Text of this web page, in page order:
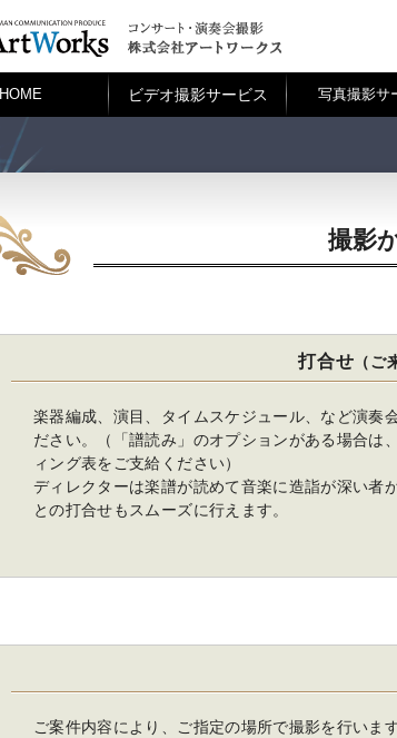
HOME ビデオ撮影サービス 写真撮影サ
撮影
打合せ （ご
楽器編成、演目、タイムスケジュール、など演奏
ださい。（「譜読み」のオプションがある場合は
ィング表をご支給ください）
ディレクターは楽譜が読めて音楽に造詣が深い者
との打合せもスムーズに行えます。
ご案件内容により、ご指定の場所で撮影を行います